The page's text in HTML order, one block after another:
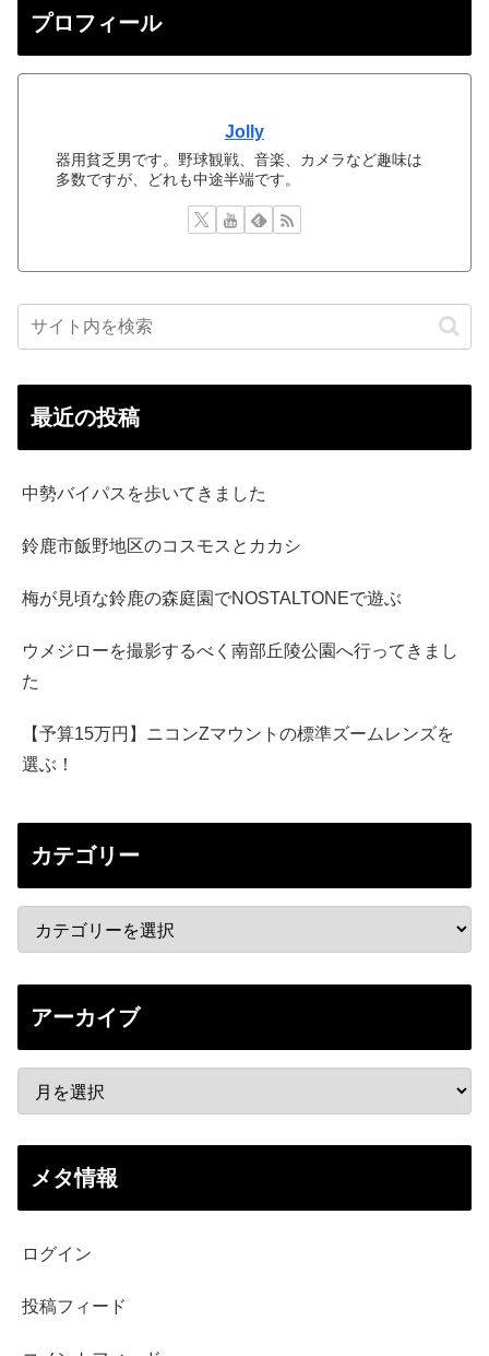
プロフィール
Jolly
器用貧乏男です。野球観戦、音楽、カメラなど趣味は
多数ですが、どれも中途半端です。
最近の投稿
中勢バイパスを歩いてきました
鈴鹿市飯野地区のコスモスとカカシ
梅が見頃な鈴鹿の森庭園でNOSTALTONEで遊ぶ
ウメジローを撮影するべく南部丘陵公園へ行ってきまし
た
【予算15万円】ニコンZマウントの標準ズームレンズを
選ぶ！
カテゴリー
アーカイブ
メタ情報
ログイン
投稿フィード